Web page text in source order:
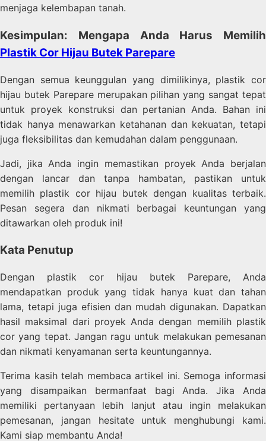
menjaga kelembapan tanah.
Kesimpulan: Mengapa Anda Harus Memilih
Plastik Cor Hijau Butek Parepare
Dengan semua keunggulan yang dimilikinya, plastik cor
hijau butek Parepare merupakan pilihan yang sangat tepat
untuk proyek konstruksi dan pertanian Anda. Bahan ini
tidak hanya menawarkan ketahanan dan kekuatan, tetapi
juga fleksibilitas dan kemudahan dalam penggunaan.
Jadi, jika Anda ingin memastikan proyek Anda berjalan
dengan lancar dan tanpa hambatan, pastikan untuk
memilih plastik cor hijau butek dengan kualitas terbaik.
Pesan segera dan nikmati berbagai keuntungan yang
ditawarkan oleh produk ini!
Kata Penutup
Dengan plastik cor hijau butek Parepare, Anda
mendapatkan produk yang tidak hanya kuat dan tahan
lama, tetapi juga efisien dan mudah digunakan. Dapatkan
hasil maksimal dari proyek Anda dengan memilih plastik
cor yang tepat. Jangan ragu untuk melakukan pemesanan
dan nikmati kenyamanan serta keuntungannya.
Terima kasih telah membaca artikel ini. Semoga informasi
yang disampaikan bermanfaat bagi Anda. Jika Anda
memiliki pertanyaan lebih lanjut atau ingin melakukan
pemesanan, jangan hesitate untuk menghubungi kami.
Kami siap membantu Anda!